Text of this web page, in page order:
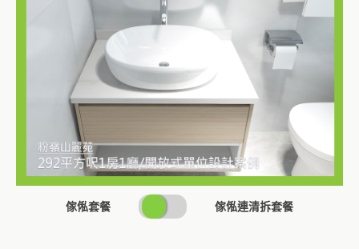
傢俬套餐
SWITCH
PRICING
傢俬連清拆套餐